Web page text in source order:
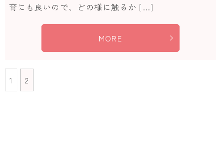
育にも良いので、どの様に触るか […]
MORE
1 2